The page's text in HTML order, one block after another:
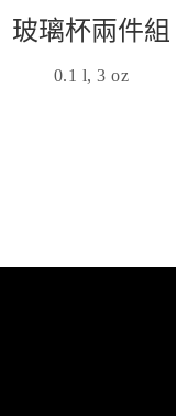
玻璃杯兩件組
0.1 l, 3 oz